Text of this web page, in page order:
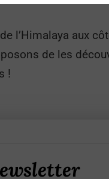
l’Himalaya aux
de les
!